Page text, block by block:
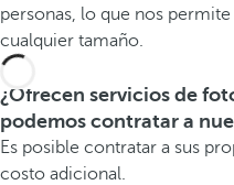
personas, lo que nos
cualquier tamaño.
¿Ofrecen servicios de
podemos contratar a
Es posible contratar a sus
costo adicional.